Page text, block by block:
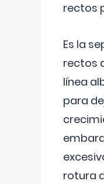
rectos
Es la
rectos
línea
para
rotura